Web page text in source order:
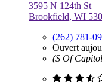
3595 N 124th St
Brookfield, WI
(262) 781-
Ouvert
(S Of